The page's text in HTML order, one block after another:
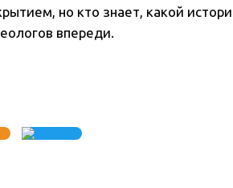
но кто знает, какой
впереди.